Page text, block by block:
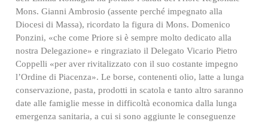
Mons. Gianni Ambrosio (assente perché impegnato alla
Diocesi di Massa), ricordato la figura di Mons. Domenico
Ponzini, «che come Priore si è sempre molto dedicato alla
nostra Delegazione» e ringraziato il Delegato Vicario Pietro
Coppelli «per aver rivitalizzato con il suo costante impegno
l’Ordine di Piacenza». Le borse, contenenti olio, latte a lunga
conservazione, pasta, prodotti in scatola e tanto altro saranno
date alle famiglie messe in difficoltà economica dalla lunga
emergenza sanitaria, a cui si sono aggiunte le conseguenze